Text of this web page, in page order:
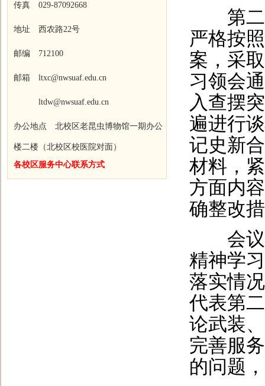
传真 029-87092668
地址 西农路22号
邮编 712100
邮箱 ltxc@nwsuaf.edu.cn
ltdw@nwsuaf.edu.cn
办公地点 北校区老昆虫博物馆一期办公
楼二楼（北校区校医院对面）
各校区服务中心联系方式
第二
严格按
案，采
习领会
入查摆
遍进行
记史新
材料，
方面内
确整改
会议
精神学
落实情
代表第
论武装
完善服
的问题